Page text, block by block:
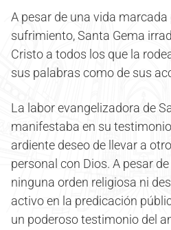
A pesar de una vida marcada
sufrimiento, Santa Gema
Cristo a todos los que la
sus palabras como de sus
La labor evangelizadora de
manifestaba en su
ardiente deseo de llevar a
personal con Dios. A pesar
ninguna orden religiosa ni
activo en la predicación
un poderoso testimonio del